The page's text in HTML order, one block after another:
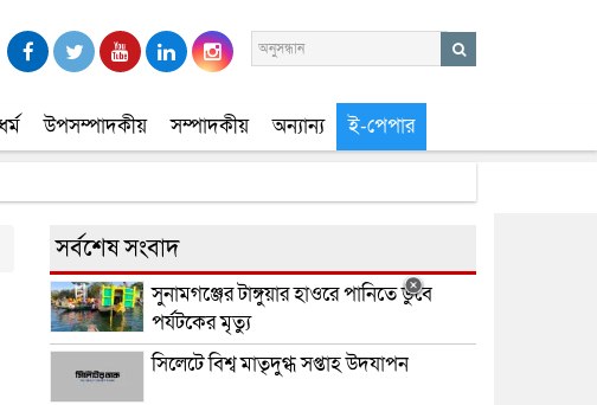
ধর্ম উপসম্পাদকীয় সম্পাদকীয় অন্যান্য ই-পেপার
সর্বশেষ সংবাদ
সুনামগঞ্জের টাঙ্গুয়ার হাওরে পানিতে ডুবে
পর্যটকের মৃত্যু
সিলেটে বিশ্ব মাতৃদুগ্ধ সপ্তাহ উদযাপন